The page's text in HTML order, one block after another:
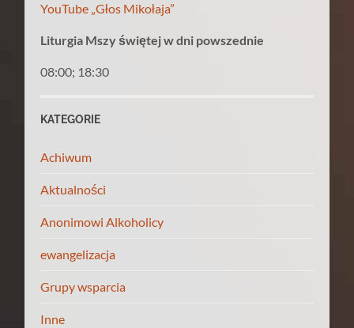
YouTube „Głos Mikołaja”
Liturgia Mszy świętej w dni powszednie
08:00; 18:30
KATEGORIE
Achiwum
Aktualności
Anonimowi Alkoholicy
ewangelizacja
Grupy wsparcia
Inne